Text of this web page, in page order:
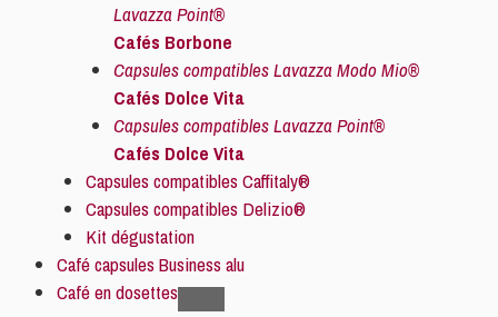
Lavazza Point®
Cafés Borbone
Capsules compatibles Lavazza Modo Mio®
Cafés Dolce Vita
Capsules compatibles Lavazza Point®
Cafés Dolce Vita
Capsules compatibles Caffitaly®
Capsules compatibles Delizio®
Kit dégustation
Café capsules Business alu
Café en dosettes